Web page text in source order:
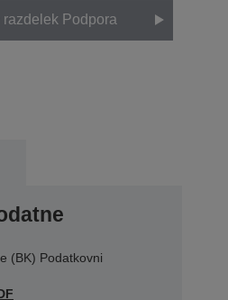
razdelek Podpora
(BK) Podatkovni